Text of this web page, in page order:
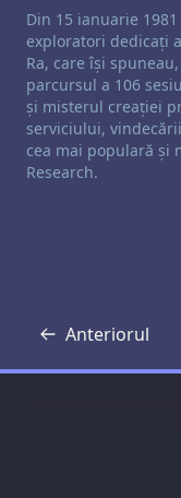
Exonerare de
Din 15 ianuarie
exploratori dedicați
Ra, care își
parcursul a 106
și misterul creației
serviciului,
cea mai populară și
Research.
Anteriorul
Transcriere